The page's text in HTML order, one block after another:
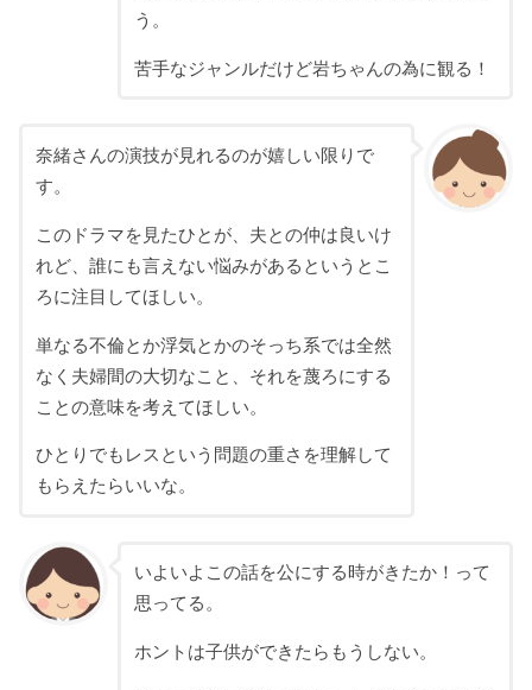
う。
苦手なジャンルだけど岩ちゃんの為に観る！
奈緒さんの演技が見れるのが嬉しい限りで
す。
このドラマを見たひとが、夫との仲は良いけ
れど、誰にも言えない悩みがあるというとこ
ろに注目してほしい。
単なる不倫とか浮気とかのそっち系では全然
なく夫婦間の大切なこと、それを蔑ろにする
ことの意味を考えてほしい。
ひとりでもレスという問題の重さを理解して
もらえたらいいな。
いよいよこの話を公にする時がきたか！って
思ってる。
ホントは子供ができたらもうしない。